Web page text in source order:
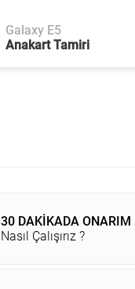
Galaxy E5
Anakart Tamiri
30 DAKİKADA ONARIM
Nasıl Çalışırız ?